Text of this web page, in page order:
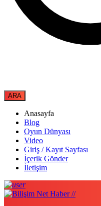
Anasayfa
Blog
Oyun Dünyası
Video
Giriş / Kayıt Sayfası
İçerik Gönder
İletişim